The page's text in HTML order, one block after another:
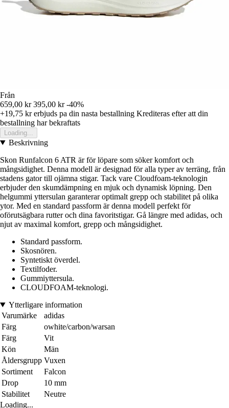
Från
659,00 kr 395,00 kr -40%
+19,75 krerbjuds pa din nasta bestallning Krediteras efter att din
bestallning har bekraftats
Loading...
Beskrivning
Skon Runfalcon 6 ATR är för löpare som söker komfort och
mångsidighet. Denna modell är designad för alla typer av terräng, från
stadens gator till ojämna stigar. Tack vare Cloudfoam-teknologin
erbjuder den skumdämpning en mjuk och dynamisk löpning. Den
helgummi yttersulan garanterar optimalt grepp och stabilitet på olika
ytor. Med en standard passform är denna modell perfekt för
oförutsägbara rutter och dina favoritstigar. Gå längre med adidas, och
njut av maximal komfort, grepp och mångsidighet.
Standard passform.
Skosnören.
Syntetiskt överdel.
Textilfoder.
Gummiyttersula.
CLOUDFOAM-teknologi.
Ytterligare information
Varumärke
adidas
Färg
owhite/carbon/warsan
Färg
Vit
Kön
Män
Åldersgrupp Vuxen
Sortiment
Falcon
Drop
10 mm
Stabilitet
Neutre
Loading...